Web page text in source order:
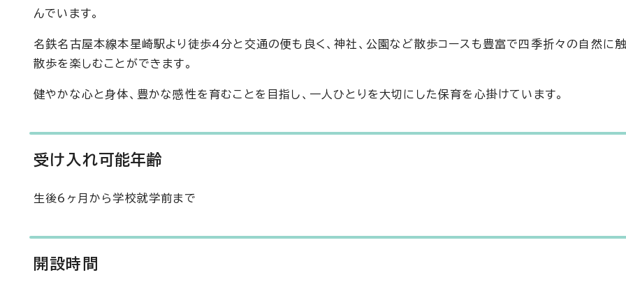
んでいます。
名鉄名古屋本線本星崎駅より徒歩4分と交通の便も良く、神社、公園など散歩コースも豊富で四季折々の自然に
散歩を楽しむことができます。
健やかな心と身体、豊かな感性を育むことを目指し、一人ひとりを大切にした保育を心掛けています。
受け入れ可能年齢
生後6ヶ月から学校就学前まで
開設時間